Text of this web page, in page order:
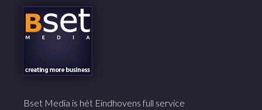
Bset Media is hét Eindhovens full service